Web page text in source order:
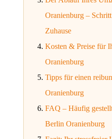
Oranienburg –
Zuhause
Kosten & Preise für
Oranienburg
Tipps für einen
Oranienburg
FAQ – Häufig
Berlin Oranienburg